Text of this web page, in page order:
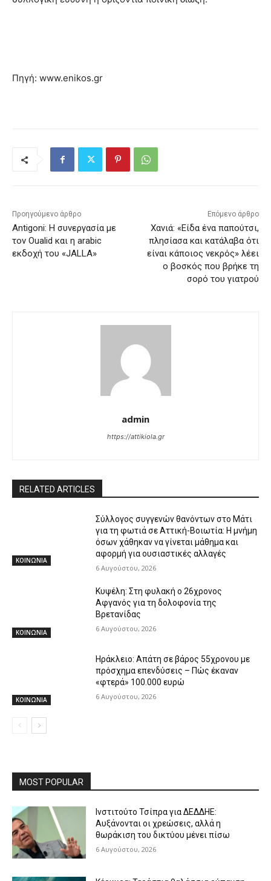
Πηγή: www.enikos.gr
Προηγούμενο άρθρο
Antigoni: Η συνεργασία με
τον Oualid και η arabic
εκδοχή του «JALLA»
Επόμενο άρθρο
Χανιά: «Είδα ένα παπούτσι,
πλησίασα και κατάλαβα ότι
είναι κάποιος νεκρός» λέει
ο βοσκός που βρήκε τη
σορό του γιατρού
admin
https://attikiola.gr
RELATED ARTICLES
ΚΟΙΝΩΝΙΑ
Σύλλογος συγγενών θανόντων στο Μάτι
για τη φωτιά σε Αττική-Βοιωτία: Η μνήμη
όσων χάθηκαν να γίνεται μάθημα και
αφορμή για ουσιαστικές αλλαγές
6 Αυγούστου, 2026
ΚΟΙΝΩΝΙΑ
Κυψέλη: Στη φυλακή ο 26χρονος
Αφγανός για τη δολοφονία της
Βρετανίδας
6 Αυγούστου, 2026
ΚΟΙΝΩΝΙΑ
Ηράκλειο: Απάτη σε βάρος 55χρονου με
πρόσχημα επενδύσεις – Πώς έκαναν
«φτερά» 100.000 ευρώ
6 Αυγούστου, 2026
MOST POPULAR
Ινστιτούτο Τσίπρα για ΔΕΔΔΗΕ:
Αυξάνονται οι χρεώσεις, αλλά η
θωράκιση του δικτύου μένει πίσω
6 Αυγούστου, 2026